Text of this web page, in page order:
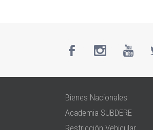
Bienes Nacionales
Academia SUBDERE
Restricción Vehicular